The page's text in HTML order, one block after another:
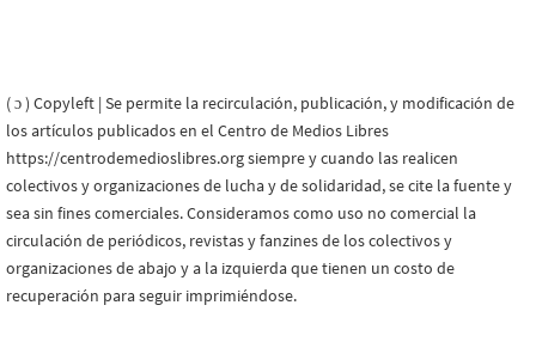
( ɔ ) Copyleft | Se permite la recirculación, publicación, y modificación de
los artículos publicados en el Centro de Medios Libres
https://centrodemedioslibres.org siempre y cuando las realicen
colectivos y organizaciones de lucha y de solidaridad, se cite la fuente y
sea sin fines comerciales. Consideramos como uso no comercial la
circulación de periódicos, revistas y fanzines de los colectivos y
organizaciones de abajo y a la izquierda que tienen un costo de
recuperación para seguir imprimiéndose.